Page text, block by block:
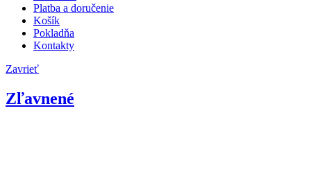
Platba a doručenie
Košík
Pokladňa
Kontakty
Zavrieť
Zľavnené